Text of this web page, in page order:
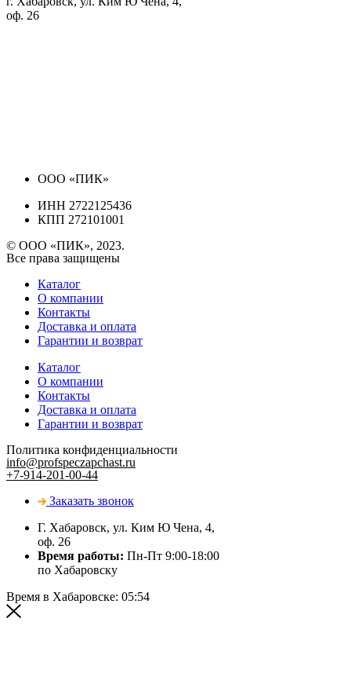
оф. 26
ООО «ПИК»
ИНН 2722125436
КПП 272101001
© ООО «ПИК», 2023.
Все права защищены
Каталог
О компании
Контакты
Доставка и оплата
Гарантии и возврат
Каталог
О компании
Контакты
Доставка и оплата
Гарантии и возврат
Политика конфиденциальности
info@profspeczapchast.ru
+7-914-201-00-44
Заказать звонок
Г. Хабаровск, ул. Ким Ю Чена, 4,
оф. 26
Время работы: Пн-Пт 9:00-18:00
по Хабаровску
Время в Хабаровске: 05:54